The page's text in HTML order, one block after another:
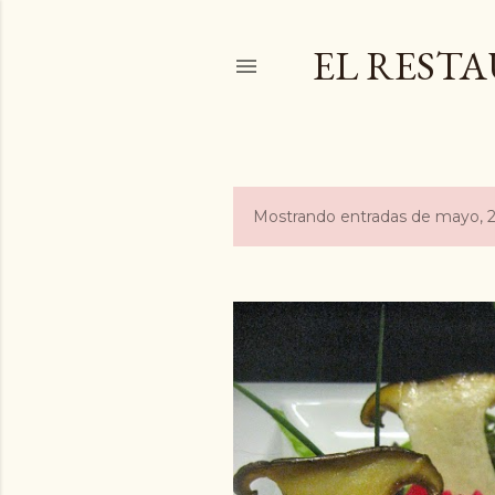
EL
E
t
r
a
d
Mostrando entradas de mayo,